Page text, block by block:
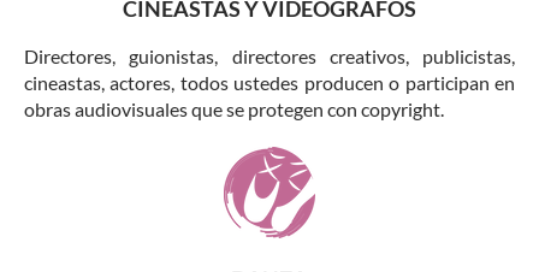
CINEASTAS Y VIDEOGRAFOS
Directores, guionistas, directores creativos, publicistas,
cineastas, actores, todos ustedes producen o participan en
obras audiovisuales que se protegen con copyright.